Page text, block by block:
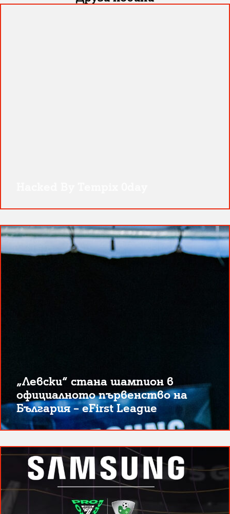
„Левски“ стана шампион в
официалното първенство на
България – eFirst League